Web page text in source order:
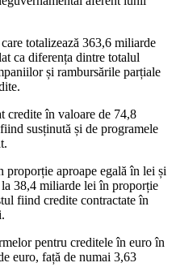
totalizează 363,6 miliarde
ca diferența dintre totalul
și rambursările parțiale
credite în valoare de 74,8
susținută și de programele
proporție aproape egală în lei și
38,4 miliarde lei în proporție
fiind credite contractate în
pentru creditele în euro în
euro, față de numai 3,63